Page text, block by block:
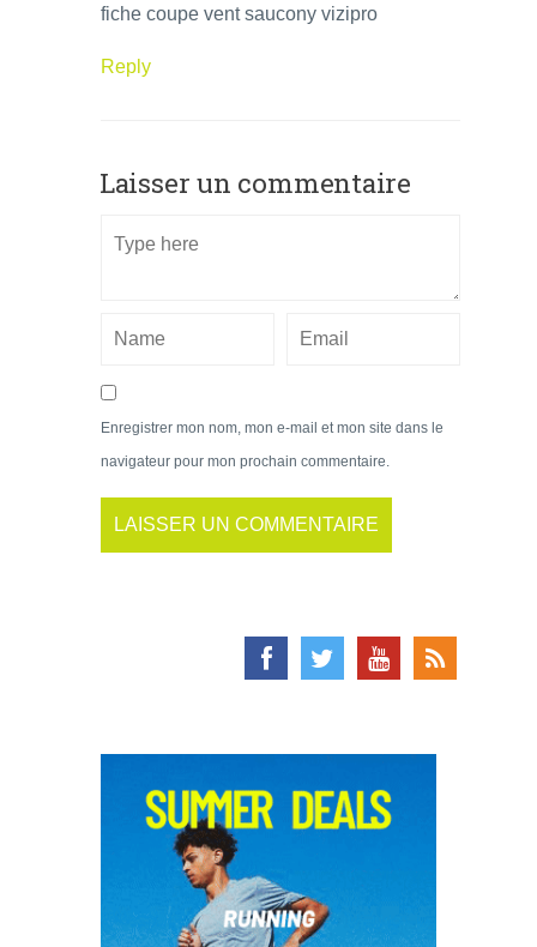
fiche coupe vent saucony vizipro
Reply
Laisser un commentaire
Enregistrer mon nom, mon e-mail et mon site dans le
navigateur pour mon prochain commentaire.